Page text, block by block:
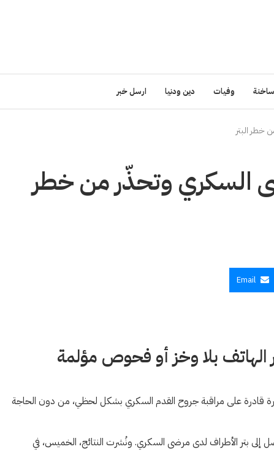
وفيات دين ودنيا ارسل خبر
خطر البتر
السكري وتحذّر من خطر
Email
الهاتف بلا وخز أو فحوص مؤلمة
قادرة على مراقبة جروح القدم السكري بشكل لحظي، من دون الحاجة
بتر الأطراف لدى مرضى السكري. ونُشرت النتائج، الخميس، في